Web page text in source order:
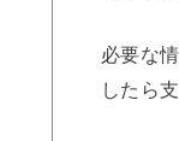
必要な
したら